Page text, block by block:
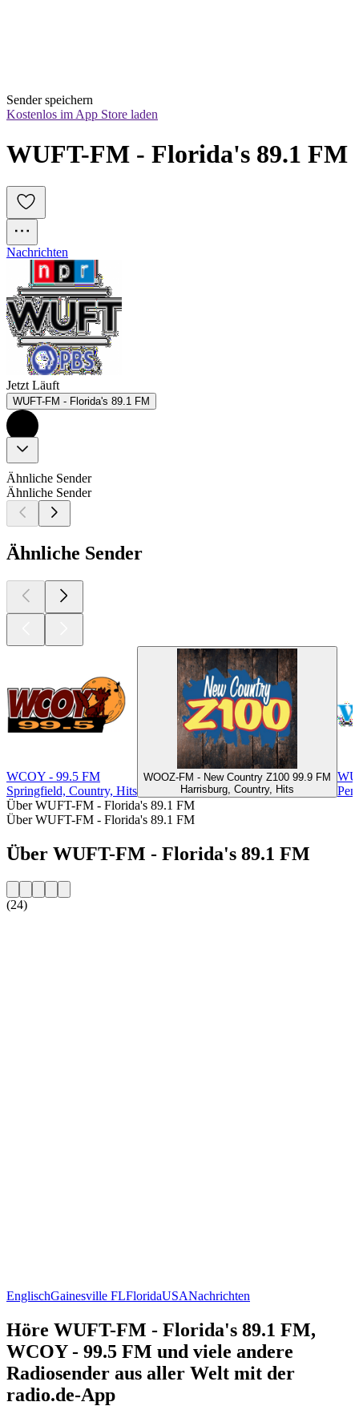
Sender speichern
Kostenlos im App Store laden
WUFT-FM - Florida's 89.1 FM
Nachrichten
Jetzt Läuft
WUFT-FM - Florida's 89.1 FM
Ähnliche Sender
Ähnliche Sender
Ähnliche Sender
WCOY - 99.5 FM
Springfield, Country, Hits
WOOZ-FM - New Country Z100 99.9 FM
Harrisburg, Country, Hits
Über WUFT-FM - Florida's 89.1 FM
Über WUFT-FM - Florida's 89.1 FM
Über WUFT-FM - Florida's 89.1 FM
(24)
EnglischGainesville FLFloridaUSANachrichten
Höre WUFT-FM - Florida's 89.1 FM,
WCOY - 99.5 FM und viele andere
Radiosender aus aller Welt mit der
radio.de-App